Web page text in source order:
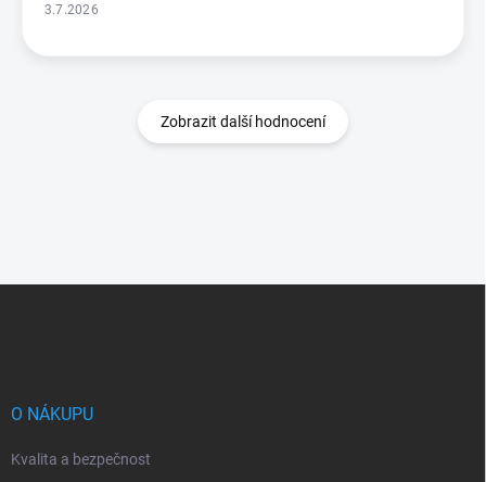
3.7.2026
Zobrazit další hodnocení
O NÁKUPU
Kvalita a bezpečnost